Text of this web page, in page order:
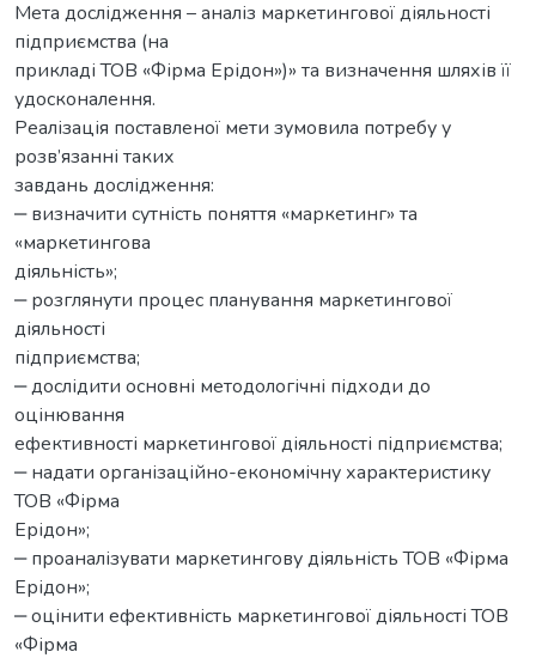
Мета дослідження – аналіз маркетингової діяльності
підприємства (на
прикладі ТОВ «Фірма Ерідон»)» та визначення шляхів її
удосконалення.
Реалізація поставленої мети зумовила потребу у
розв’язанні таких
завдань дослідження:
‒ визначити сутність поняття «маркетинг» та
«маркетингова
діяльність»;
‒ розглянути процес планування маркетингової
діяльності
підприємства;
‒ дослідити основні методологічні підходи до
оцінювання
ефективності маркетингової діяльності підприємства;
‒ надати організаційно-економічну характеристику
ТОВ «Фірма
Ерідон»;
‒ проаналізувати маркетингову діяльність ТОВ «Фірма
Ерідон»;
‒ оцінити ефективність маркетингової діяльності ТОВ
«Фірма